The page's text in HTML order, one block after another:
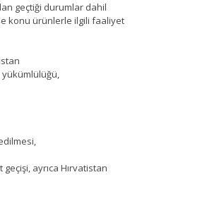
geçtiği durumlar dahil
konu ürünlerle ilgili faaliyet
yükümlülüğü,
ayrıca Hırvatistan